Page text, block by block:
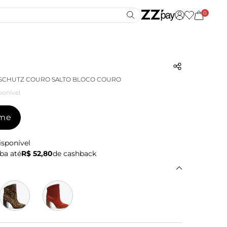
0
COURO SALTO BLOCO COURO
atéR$ 52,80de cashback